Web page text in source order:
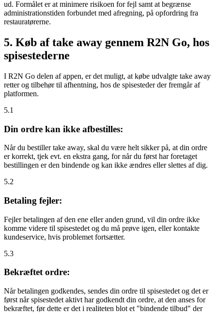
ud. Formålet er at minimere risikoen for fejl samt at begrænse
administrationstiden forbundet med afregning, på opfordring fra
restauratørerne.
5. Køb af take away gennem R2N Go, hos
spisestederne
I R2N Go delen af appen, er det muligt, at købe udvalgte take away
retter og tilbehør til afhentning, hos de spisesteder der fremgår af
platformen.
5.1
Din ordre kan ikke afbestilles:
Når du bestiller take away, skal du være helt sikker på, at din ordre
er korrekt, tjek evt. en ekstra gang, for når du først har foretaget
bestillingen er den bindende og kan ikke ændres eller slettes af dig.
5.2
Betaling fejler:
Fejler betalingen af den ene eller anden grund, vil din ordre ikke
komme videre til spisestedet og du må prøve igen, eller kontakte
kundeservice, hvis problemet fortsætter.
5.3
Bekræftet ordre:
Når betalingen godkendes, sendes din ordre til spisestedet og det er
først når spisestedet aktivt har godkendt din ordre, at den anses for
bekræftet, før dette er det i realiteten blot et "bindende tilbud" der